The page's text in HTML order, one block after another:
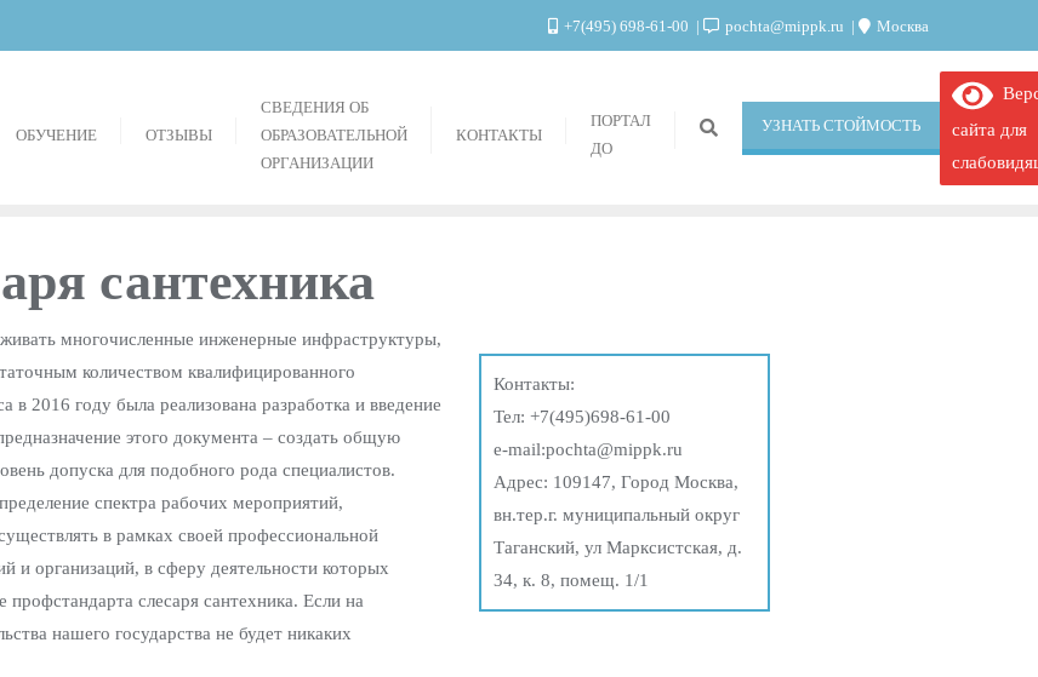
+7(495) 698-61-00 pochta@mippk.ru Москва
ОБУЧЕНИЕ ОТЗЫВЫ
СВЕДЕНИЯ ОБ
ОБРАЗОВАТЕЛЬНОЙ
ОРГАНИЗАЦИИ
КОНТАКТЫ
ПОРТАЛ
ДО
УЗНАТЬ СТОЙМОСТЬ
сайта для
сантехника
многочисленные инженерные инфраструктуры,
количеством квалифицированного
в 2016 году была реализована разработка и введение
этого документа – создать общую
допуска для подобного рода специалистов.
спектра рабочих мероприятий,
в рамках своей профессиональной
и организаций, в сферу деятельности которых
слесаря сантехника. Если на
нашего государства не будет никаких
Контакты:
Тел: +7(495)698-61-00
e-mail:pochta@mippk.ru
Адрес: 109147, Город Москва,
вн.тер.г. муниципальный округ
Таганский, ул Марксистская, д.
34, к. 8, помещ. 1/1